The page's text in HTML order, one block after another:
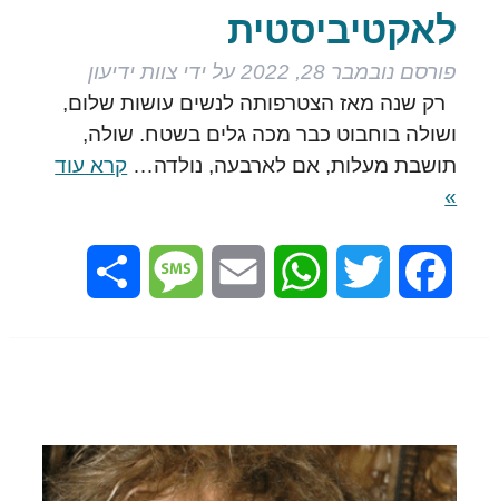
לאקטיביסטית
פורסם נובמבר 28, 2022 על ידי צוות ידיעון
רק שנה מאז הצטרפותה לנשים עושות שלום,
ושולה בוחבוט כבר מכה גלים בשטח. שולה,
תושבת מעלות, אם לארבעה, נולדה… קרא עוד
»
Facebook
Twitter
WhatsApp
Email
Message